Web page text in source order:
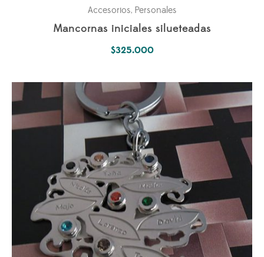
Accesorios, Personales
Mancornas iniciales silueteadas
$325.000